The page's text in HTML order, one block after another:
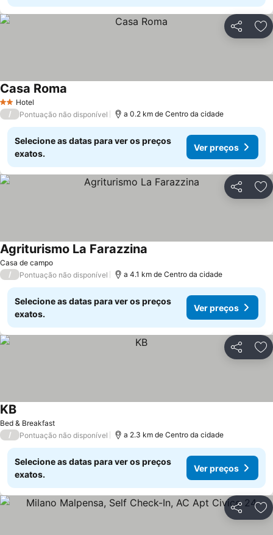
Partilhar
2 Estrelas
Hotel
Casa Roma
/ Pontuação não disponível a 0.2 km de Centro da cidade
Selecione as datas para ver os preços
exatos.
Ver preços
Partilhar
Casa de campo
Agriturismo La Farazzina
/ Pontuação não disponível a 4.1 km de Centro da cidade
Selecione as datas para ver os preços
exatos.
Ver preços
Partilhar
Bed & Breakfast
KB
/ Pontuação não disponível a 2.3 km de Centro da cidade
Selecione as datas para ver os preços
exatos.
Ver preços
Partilhar